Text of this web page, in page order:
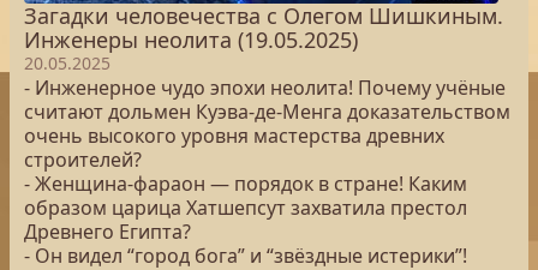
Загадки человечества с Олегом Шишкиным.
Инженеры неолита (19.05.2025)
20.05.2025
- Инженерное чудо эпохи неолита! Почему учёные
считают дольмен Куэва-де-Менга доказательством
очень высокого уровня мастерства древних
строителей?
- Женщина-фараон — порядок в стране! Каким
образом царица Хатшепсут захватила престол
Древнего Египта?
- Он видел “город бога” и “звёздные истерики”!